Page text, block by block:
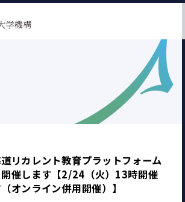
リカレント教育プラットフォーム
催します【2/24（火）13時開催
オンライン併用開催）】